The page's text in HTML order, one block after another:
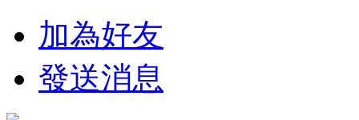
加為好友
發送消息